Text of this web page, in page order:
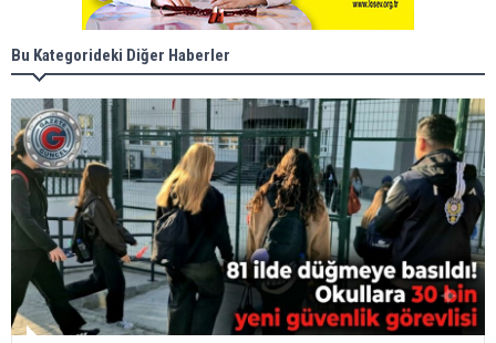
Bu Kategorideki Diğer Haberler